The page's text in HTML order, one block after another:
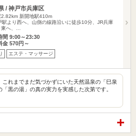
/ 神戸市兵庫区
2.82km 新開地駅410m
駅より西へ、山側の線路沿いに徒歩10分、JR兵庫
へ、…
間 9:00～23:30
金 570円～
エステ・マッサージ
これまでまだ気づかずにいた天然温泉の「巳泉
黒の湯」の真の実力を実感した次第です。